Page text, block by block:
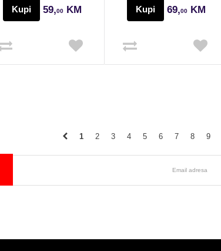
Kupi 59,00KM Kupi 69,00 KM
1 2 3 4 5 6 7 8 9